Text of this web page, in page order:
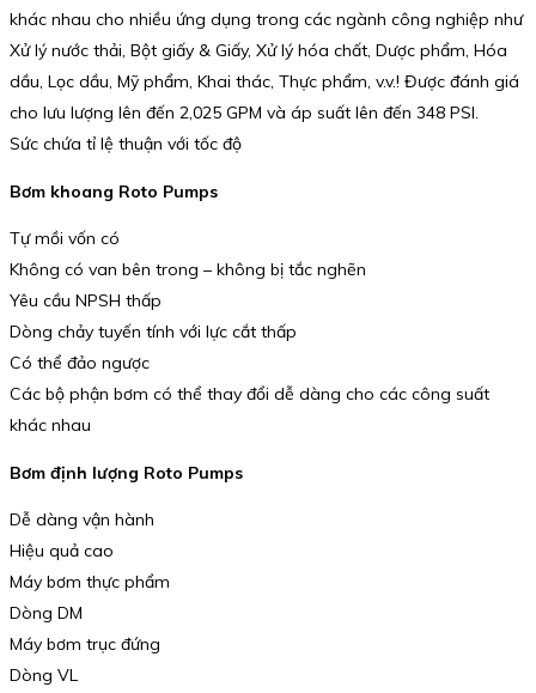
khác nhau cho nhiều ứng dụng trong các ngành công nghiệp như
Xử lý nước thải, Bột giấy & Giấy, Xử lý hóa chất, Dược phẩm, Hóa
dầu, Lọc dầu, Mỹ phẩm, Khai thác, Thực phẩm, v.v.! Được đánh giá
cho lưu lượng lên đến 2,025 GPM và áp suất lên đến 348 PSI.
Sức chứa tỉ lệ thuận với tốc độ
Bơm khoang Roto Pumps
Tự mồi vốn có
Không có van bên trong – không bị tắc nghẽn
Yêu cầu NPSH thấp
Dòng chảy tuyến tính với lực cắt thấp
Có thể đảo ngược
Các bộ phận bơm có thể thay đổi dễ dàng cho các công suất
khác nhau
Bơm định lượng Roto Pumps
Dễ dàng vận hành
Hiệu quả cao
Máy bơm thực phẩm
Dòng DM
Máy bơm trục đứng
Dòng VL